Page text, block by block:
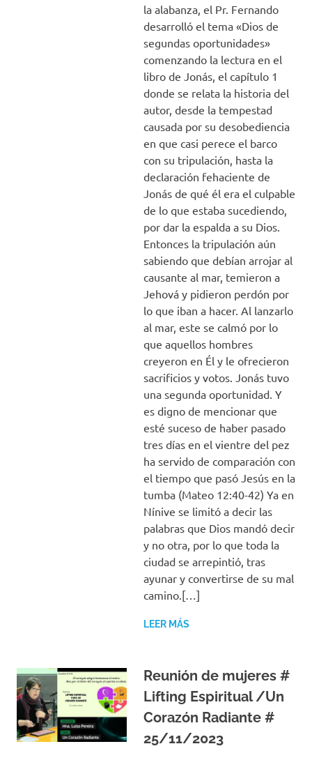
la alabanza, el Pr. Fernando
desarrolló el tema «Dios de
segundas oportunidades»
comenzando la lectura en el
libro de Jonás, el capítulo 1
donde se relata la historia del
autor, desde la tempestad
causada por su desobediencia
en que casi perece el barco
con su tripulación, hasta la
declaración fehaciente de
Jonás de qué él era el culpable
de lo que estaba sucediendo,
por dar la espalda a su Dios.
Entonces la tripulación aún
sabiendo que debían arrojar al
causante al mar, temieron a
Jehová y pidieron perdón por
lo que iban a hacer. Al lanzarlo
al mar, este se calmó por lo
que aquellos hombres
creyeron en Él y le ofrecieron
sacrificios y votos. Jonás tuvo
una segunda oportunidad. Y
es digno de mencionar que
esté suceso de haber pasado
tres días en el vientre del pez
ha servido de comparación con
el tiempo que pasó Jesús en la
tumba (Mateo 12:40-42) Ya en
Nínive se limitó a decir las
palabras que Dios mandó decir
y no otra, por lo que toda la
ciudad se arrepintió, tras
ayunar y convertirse de su mal
camino.[…]
LEER MÁS
Reunión de mujeres #
Lifting Espiritual /Un
Corazón Radiante #
25/11/2023